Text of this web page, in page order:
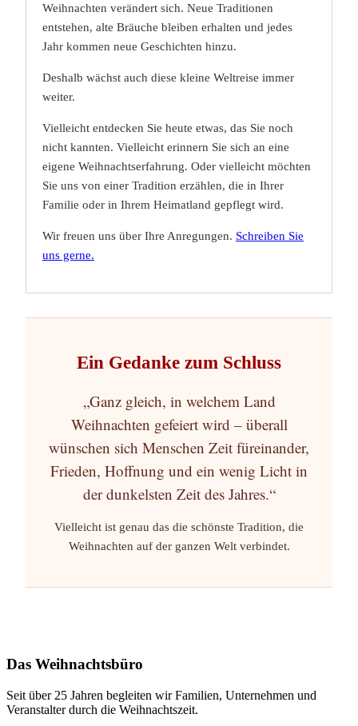
Weihnachten verändert sich. Neue Traditionen
entstehen, alte Bräuche bleiben erhalten und jedes
Jahr kommen neue Geschichten hinzu.
Deshalb wächst auch diese kleine Weltreise immer
weiter.
Vielleicht entdecken Sie heute etwas, das Sie noch
nicht kannten. Vielleicht erinnern Sie sich an eine
eigene Weihnachtserfahrung. Oder vielleicht möchten
Sie uns von einer Tradition erzählen, die in Ihrer
Familie oder in Ihrem Heimatland gepflegt wird.
Wir freuen uns über Ihre Anregungen. Schreiben Sie
uns gerne.
Ein Gedanke zum Schluss
„Ganz gleich, in welchem Land
Weihnachten gefeiert wird – überall
wünschen sich Menschen Zeit füreinander,
Frieden, Hoffnung und ein wenig Licht in
der dunkelsten Zeit des Jahres.“
Vielleicht ist genau das die schönste Tradition, die
Weihnachten auf der ganzen Welt verbindet.
Das Weihnachtsbüro
Seit über 25 Jahren begleiten wir Familien, Unternehmen und
Veranstalter durch die Weihnachtszeit.